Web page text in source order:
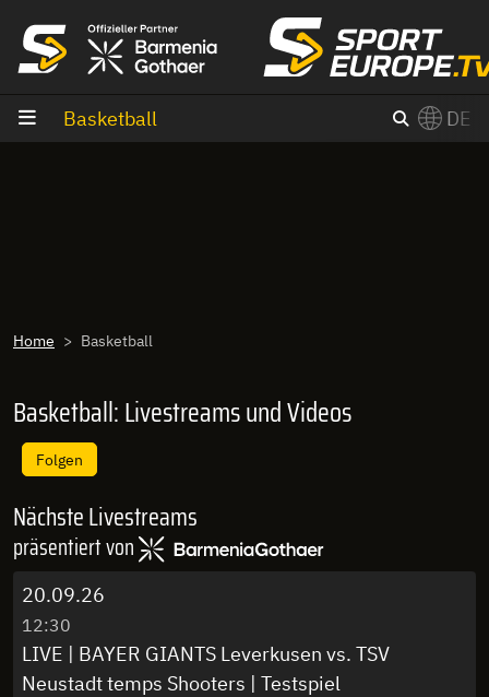
Basketball DE
Home Basketball
Basketball: Livestreams und Videos
Folgen
Nächste Livestreams
präsentiert von
20.09.26
12:30
LIVE | BAYER GIANTS Leverkusen vs. TSV
Neustadt temps Shooters | Testspiel